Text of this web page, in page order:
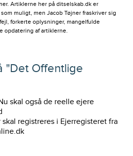
Artiklerne her på ditselskab.dk er
muligt, men Jacob Tøjner fraskriver sig
forkerte oplysninger, mangelfulde
opdatering af artiklerne.
"Det Offentlige
skal også de reelle ejere
registreres i Ejerregisteret fra